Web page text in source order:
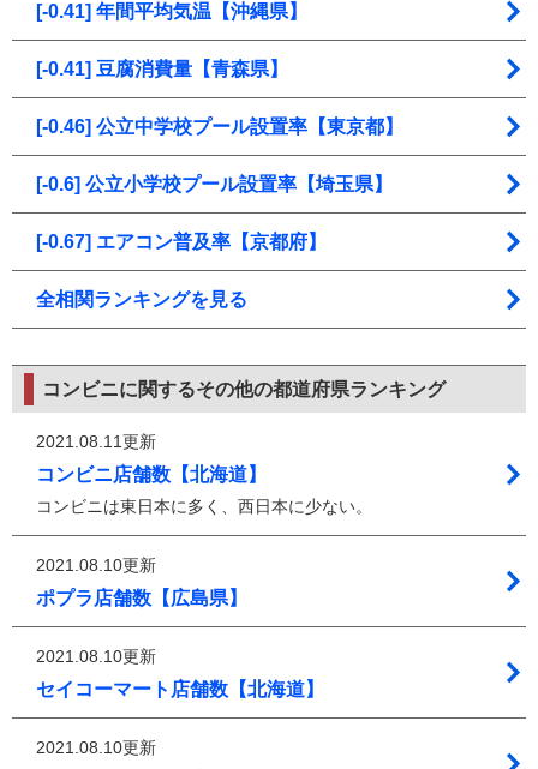
[-0.41] 年間平均気温【沖縄県】
[-0.41] 豆腐消費量【青森県】
[-0.46] 公立中学校プール設置率【東京都】
[-0.6] 公立小学校プール設置率【埼玉県】
[-0.67] エアコン普及率【京都府】
全相関ランキングを見る
コンビニに関するその他の都道府県ランキング
2021.08.11更新
コンビニ店舗数【北海道】
コンビニは東日本に多く、西日本に少ない。
2021.08.10更新
ポプラ店舗数【広島県】
2021.08.10更新
セイコーマート店舗数【北海道】
2021.08.10更新